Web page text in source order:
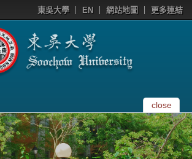
東吳大學 EN 網站地圖 更多連結
close